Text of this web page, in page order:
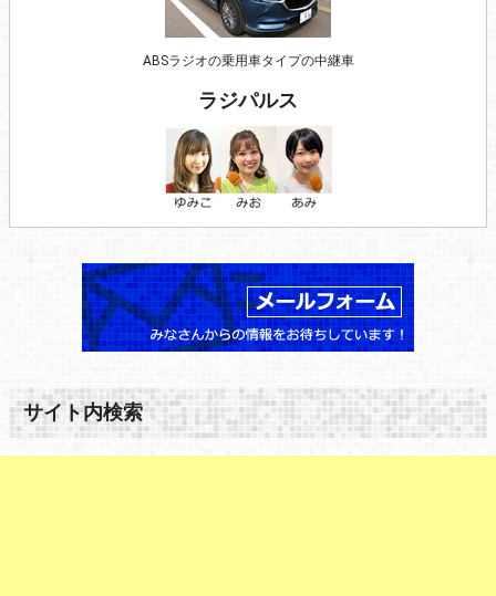
ABSラジオの乗用車タイプの中継車
ラジパルス
サイト内検索